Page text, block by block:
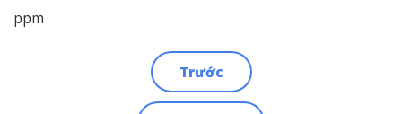
ppm
Trước